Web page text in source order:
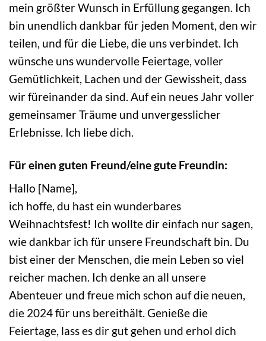
mein größter Wunsch in Erfüllung gegangen. Ich
bin unendlich dankbar für jeden Moment, den wir
teilen, und für die Liebe, die uns verbindet. Ich
wünsche uns wundervolle Feiertage, voller
Gemütlichkeit, Lachen und der Gewissheit, dass
wir füreinander da sind. Auf ein neues Jahr voller
gemeinsamer Träume und unvergesslicher
Erlebnisse. Ich liebe dich.
Für einen guten Freund/eine gute Freundin:
Hallo [Name],
ich hoffe, du hast ein wunderbares
Weihnachtsfest! Ich wollte dir einfach nur sagen,
wie dankbar ich für unsere Freundschaft bin. Du
bist einer der Menschen, die mein Leben so viel
reicher machen. Ich denke an all unsere
Abenteuer und freue mich schon auf die neuen,
die 2024 für uns bereithält. Genieße die
Feiertage, lass es dir gut gehen und erhol dich